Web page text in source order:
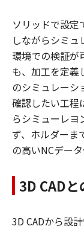
ソリッドで設定
しながらシミ
環境での検証が
も、加工を定義
のシミュレーシ
確認したい工程
らシミューレヨ
ず、ホルダーま
の高いNCデー
3D CAD
3D CADから設